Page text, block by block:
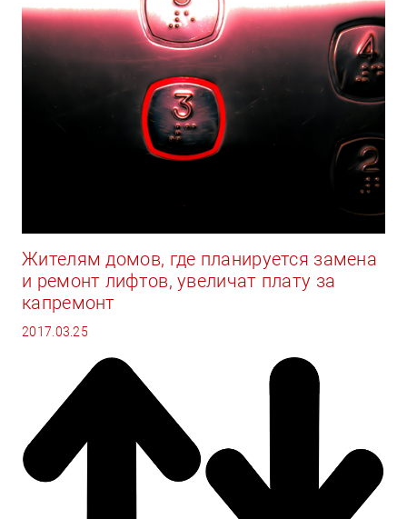
Жителям домов, где планируется замена
и ремонт лифтов, увеличат плату за
капремонт
2017.03.25